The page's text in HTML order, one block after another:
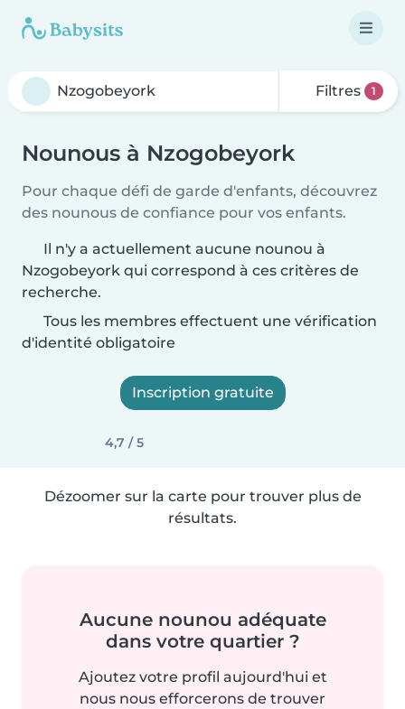
Filtres 1
Nounous à Nzogobeyork
Pour chaque défi de garde d'enfants, découvrez
des nounous de confiance pour vos enfants.
Il n'y a actuellement aucune nounou à
Nzogobeyork qui correspond à ces critères de
recherche.
Tous les membres effectuent une vérification
d'identité obligatoire
Inscription gratuite
4,7 / 5
Dézoomer sur la carte pour trouver plus de
résultats.
Aucune nounou adéquate
dans votre quartier ?
Ajoutez votre profil aujourd'hui et
nous nous efforcerons de trouver